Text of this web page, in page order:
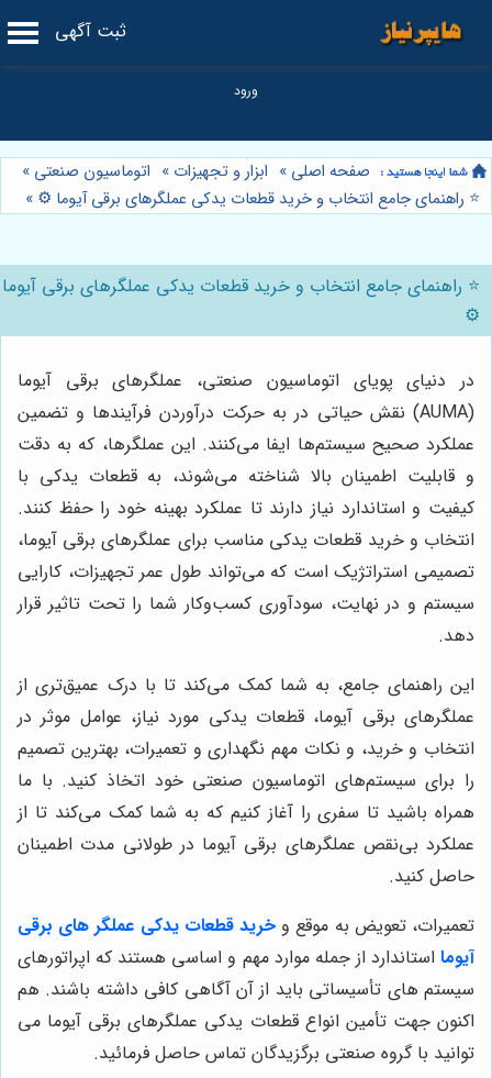
ثبت آگهی
صفحه اصلی » ابزار و تجهیزات » اتوماسیون صنعتی »
⭐️ راهنمای جامع انتخاب و خرید قطعات یدکی عملگرهای برقی آیوما ⚙️ »
⭐️ راهنمای جامع انتخاب و خرید قطعات یدکی عملگرهای برقی آیوما
⚙️
در دنیای پویای اتوماسیون صنعتی، عملگرهای برقی آیوما
(AUMA) نقش حیاتی در به حرکت درآوردن فرآیندها و تضمین
عملکرد صحیح سیستم‌ها ایفا می‌کنند. این عملگرها، که به دقت
و قابلیت اطمینان بالا شناخته می‌شوند، به قطعات یدکی با
کیفیت و استاندارد نیاز دارند تا عملکرد بهینه خود را حفظ کنند.
انتخاب و خرید قطعات یدکی مناسب برای عملگرهای برقی آیوما،
تصمیمی استراتژیک است که می‌تواند طول عمر تجهیزات، کارایی
سیستم و در نهایت، سودآوری کسب‌وکار شما را تحت تاثیر قرار
دهد.
این راهنمای جامع، به شما کمک می‌کند تا با درک عمیق‌تری از
عملگرهای برقی آیوما، قطعات یدکی مورد نیاز، عوامل موثر در
انتخاب و خرید، و نکات مهم نگهداری و تعمیرات، بهترین تصمیم
را برای سیستم‌های اتوماسیون صنعتی خود اتخاذ کنید. با ما
همراه باشید تا سفری را آغاز کنیم که به شما کمک می‌کند تا از
عملکرد بی‌نقص عملگرهای برقی آیوما در طولانی مدت اطمینان
حاصل کنید.
تعمیرات، تعویض به موقع و خرید قطعات یدکی عملگر های برقی
آیوما استاندارد از جمله موارد مهم و اساسی هستند که اپراتورهای
سیستم های تأسیساتی باید از آن آگاهی کافی داشته باشند. هم
اکنون جهت تأمین انواع قطعات یدکی عملگرهای برقی آیوما می
توانید با گروه صنعتی برگزیدگان تماس حاصل فرمائید.